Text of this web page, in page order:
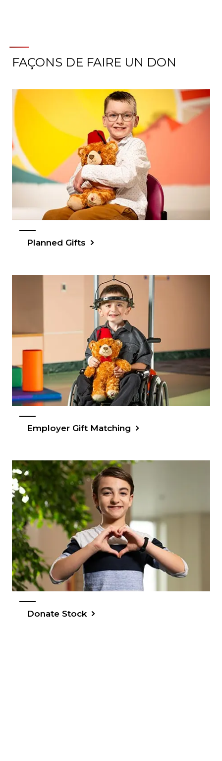
FAÇONS DE FAIRE UN DON
Planned Gifts
Employer Gift Matching
Donate Stock